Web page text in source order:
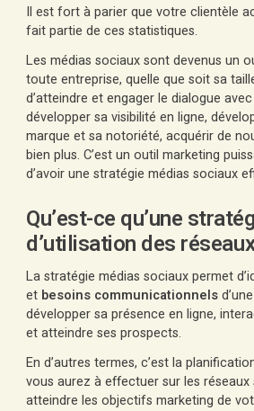
Il est fort à parier que votre clientèle
fait partie de ces statistiques.
Les médias sociaux sont devenus un
toute entreprise, quelle que soit sa
d’atteindre et engager le dialogue
développer sa visibilité en ligne,
marque et sa notoriété, acquérir de
bien plus. C’est un outil marketing
d’avoir une stratégie médias sociaux
Qu’est-ce qu’une
d’utilisation des
La stratégie médias sociaux permet
et besoins communicationnels
développer sa présence en ligne,
et atteindre ses prospects.
En d’autres termes, c’est la
vous aurez à effectuer sur les
atteindre les objectifs marketing de